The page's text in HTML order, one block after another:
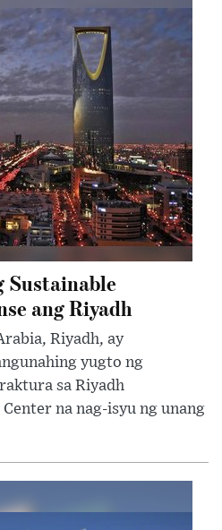
Sustainable
ang Riyadh
Riyadh, ay
yugto ng
sa Riyadh
na nag-isyu ng unang